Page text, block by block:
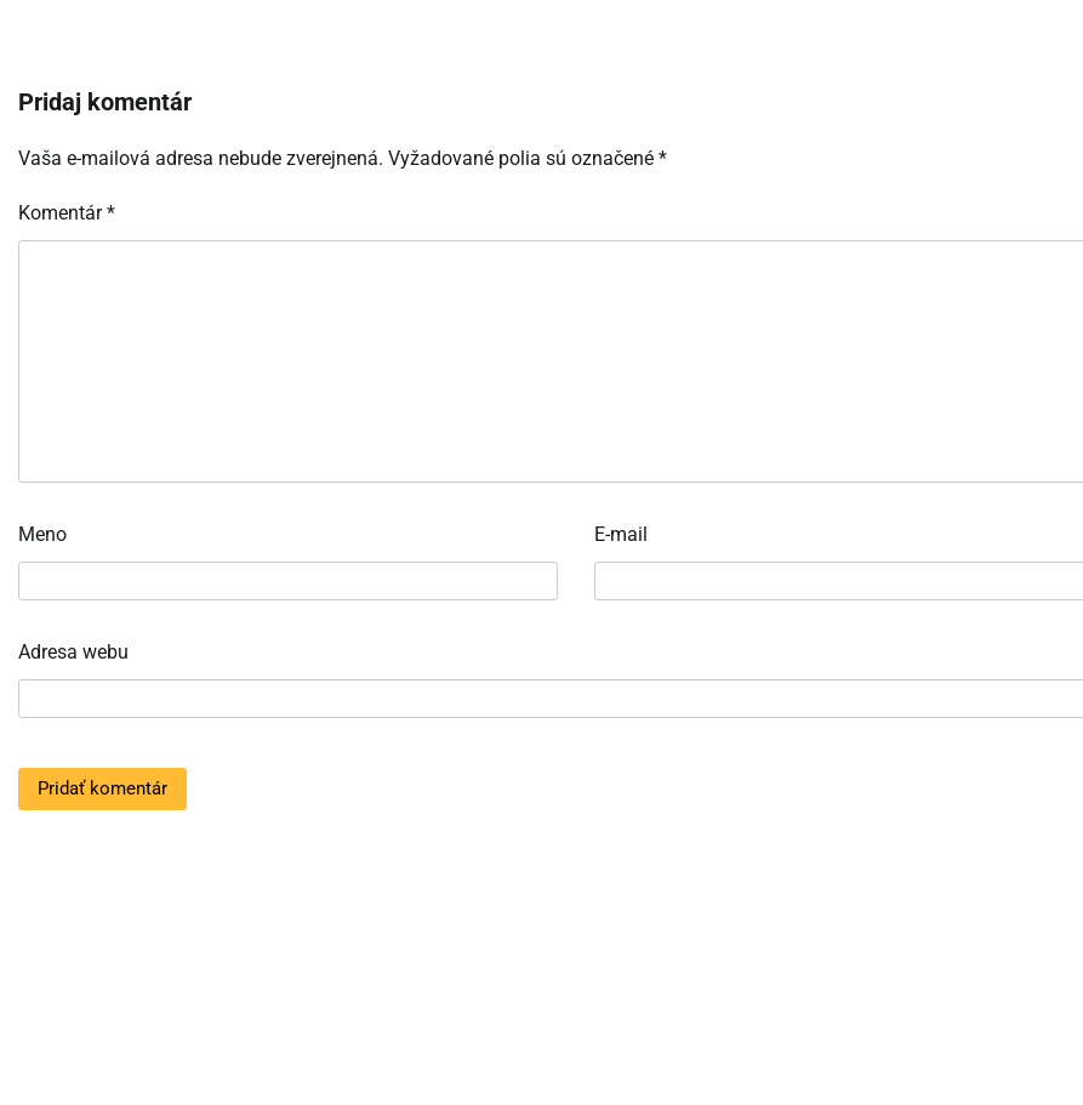
Pridaj komentár
Vaša e-mailová adresa nebude zverejnená. Vyžadované polia sú označené *
Komentár*
Meno E-mail
Adresa webu